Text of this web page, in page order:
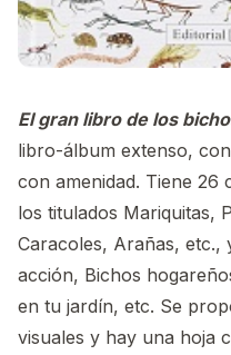
El gran libro de los
libro-álbum extenso,
con amenidad. Tiene
los titulados Mariquitas,
Caracoles, Arañas,
acción, Bichos
en tu jardín, etc. Se
visuales y hay una hoja